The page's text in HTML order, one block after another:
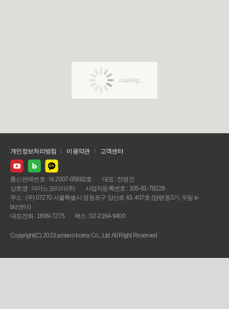
개인정보처리방침 이용약관 고객센터
통신판매번호 : 제 2007-05882호
대표 : 전명진
상호명 : 아마노코리아(주)
사업자등록번호 : 105-81-78229
주소 : (우) 07270 서울특별시 영등포구 양산로 43, 407호 (양평동3가, 우림 e-
biz센터)
대표전화 : 1899-7275
팩스 : 02-2164-9400
Copyright(C) 2023 amano korea Co., Ltd. All Right Reserved